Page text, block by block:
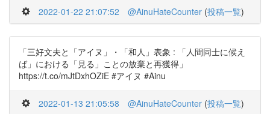
2022-01-22 21:07:52 @AinuHateCounter (投稿一覧)
「三好文夫と「アイヌ」・「和人」表象 : 「人間同士に候え
ば」における「見る」ことの放棄と再獲得」
https://t.co/mJtDxhOZiE #アイヌ #Ainu
2022-01-13 21:05:58 @AinuHateCounter (投稿一覧)